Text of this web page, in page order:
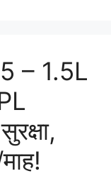
– 1.5L